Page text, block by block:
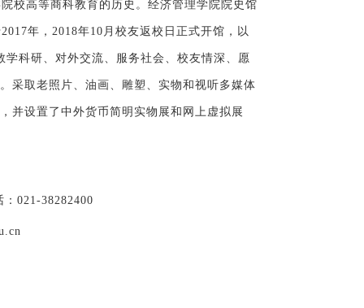
校高等商科教育的历史。经济管理学院院史馆
年，2018年10月校友返校日正式开馆， 以
学科研、对外交流、服务社会、校友情深、愿
采取老照片、油画、雕塑、实物和视听多媒体
并设置了中外货币简明实物展和网上虚拟展
021-38282400